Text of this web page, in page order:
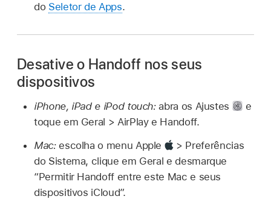
do Seletor de Apps.
Desative o Handoff nos seus
dispositivos
iPhone, iPad e iPod touch:abra os Ajustes
e
toque em Geral > AirPlay e Handoff.
Mac:escolha o menu Apple
> Preferências
do Sistema, clique em Geral e desmarque
“Permitir Handoff entre este Mac e seus
dispositivos iCloud”.